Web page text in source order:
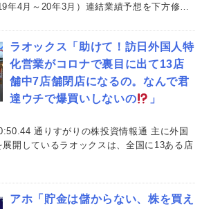
年4月～20年3月）連結業績予想を下方修…
ラオックス「助けて！訪日外国人特
化営業がコロナで裏目に出て13店
舗中7店舗閉店になるの。なんで君
達ウチで爆買いしないの
」
通りすがりの株投資情報通 主に外国
展開しているラオックスは、全国に13ある店
アホ「貯金は儲からない、株を買え